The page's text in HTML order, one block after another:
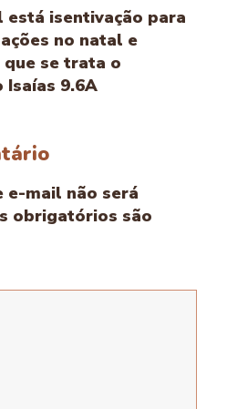
isentivação para
no natal e
se trata o
Isaías 9.6A
e-mail não será
obrigatórios são